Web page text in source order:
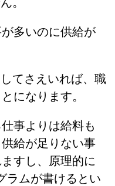
多いのに供給が
てさえいれば、職
になります。
事よりは給料も
給が足りない事
すし、原理的に
ラムが書けるとい